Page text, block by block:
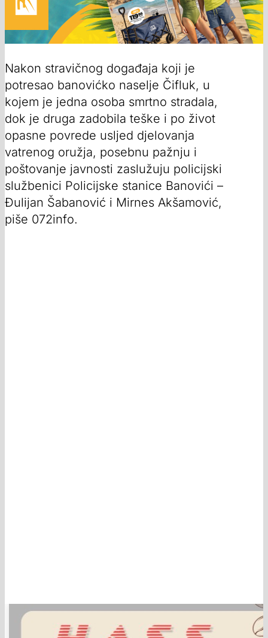
Nakon stravičnog događaja koji je
potresao banovićko naselje Čifluk, u
kojem je jedna osoba smrtno stradala,
dok je druga zadobila teške i po život
opasne povrede usljed djelovanja
vatrenog oružja, posebnu pažnju i
poštovanje javnosti zaslužuju policijski
službenici Policijske stanice Banovići –
Đulijan Šabanović i Mirnes Akšamović,
piše 072info.